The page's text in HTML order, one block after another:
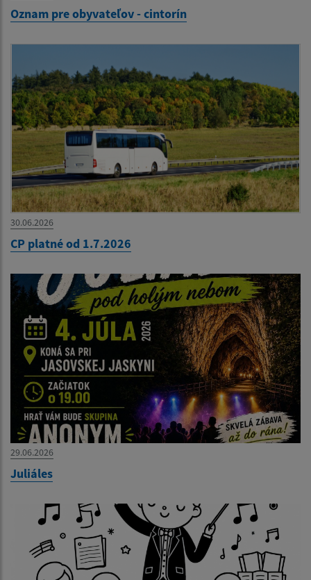
Oznam pre obyvateľov - cintorín
30.06.2026
CP platné od 1.7.2026
29.06.2026
Juliáles